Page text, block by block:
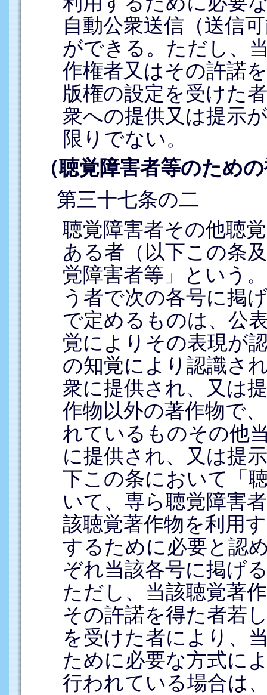
自動公衆送信（送信
ができる。ただし、
作権者又はその許諾
版権の設定を受けた
衆への提供又は提示
限りでない。
（聴覚障害者等のため
第三十七条の二
聴覚障害者その他聴
ある者（以下この条
覚障害者等」という
う者で次の各号に掲
で定めるものは、公
覚によりその表現が
の知覚により認識さ
衆に提供され、又は
作物以外の著作物で
れているものその他
に提供され、又は提
下この条において「
いて、専ら聴覚障害
該聴覚著作物を利用
するために必要と認
ぞれ当該各号に掲げ
ただし、当該聴覚著
その許諾を得た者若
を受けた者により、
ために必要な方式に
行われている場合は